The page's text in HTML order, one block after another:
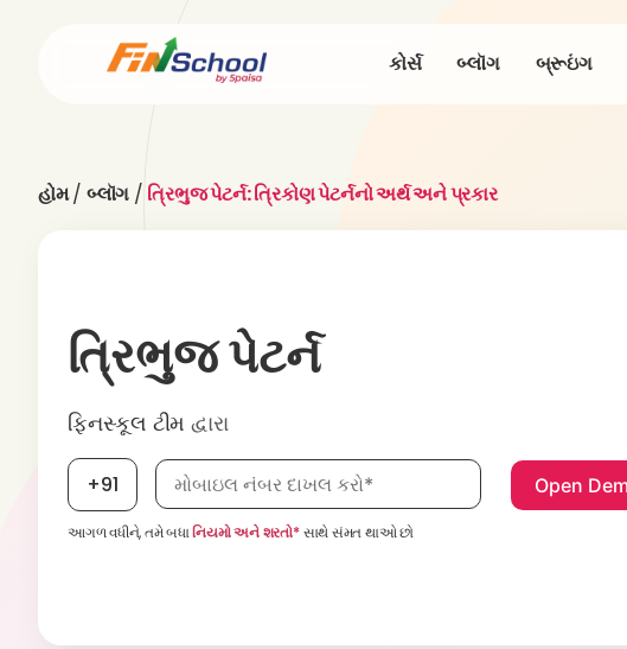
કોર્સ બ્લૉગ બ્રૂઇંગ
હોમ/ બ્લૉગ / ત્રિભુજ પેટર્ન: ત્રિકોણ પેટર્નનો અર્થ અને પ્રકાર
ત્રિભુજ પેટર્ન
ફિનસ્કૂલ ટીમ દ્વારા
+91 મોબાઇલ નંબર, જરૂરી છે
આગળ વધીને, તમે બધાનિયમો અને શરતો*સાથે સંમત થાઓ છો